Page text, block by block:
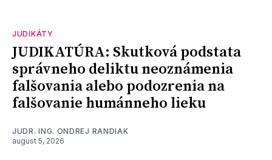
JUDIKÁTY
JUDIKATÚRA: Skutková podstata
správneho deliktu neoznámenia
falšovania alebo podozrenia na
falšovanie humánneho lieku
JUDR. ING. ONDREJ RANDIAK
august 5, 2026